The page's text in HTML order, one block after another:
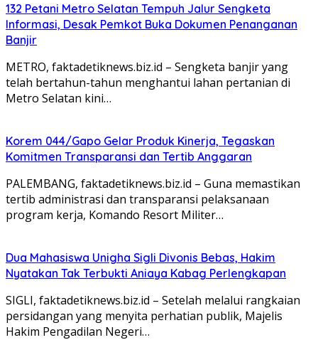
132 Petani Metro Selatan Tempuh Jalur Sengketa
Informasi, Desak Pemkot Buka Dokumen Penanganan
Banjir
METRO, faktadetiknews.biz.id – Sengketa banjir yang
telah bertahun-tahun menghantui lahan pertanian di
Metro Selatan kini…
Korem 044/Gapo Gelar Produk Kinerja, Tegaskan
Komitmen Transparansi dan Tertib Anggaran
PALEMBANG, faktadetiknews.biz.id – Guna memastikan
tertib administrasi dan transparansi pelaksanaan
program kerja, Komando Resort Militer…
Dua Mahasiswa Unigha Sigli Divonis Bebas, Hakim
Nyatakan Tak Terbukti Aniaya Kabag Perlengkapan
SIGLI, faktadetiknews.biz.id – Setelah melalui rangkaian
persidangan yang menyita perhatian publik, Majelis
Hakim Pengadilan Negeri…